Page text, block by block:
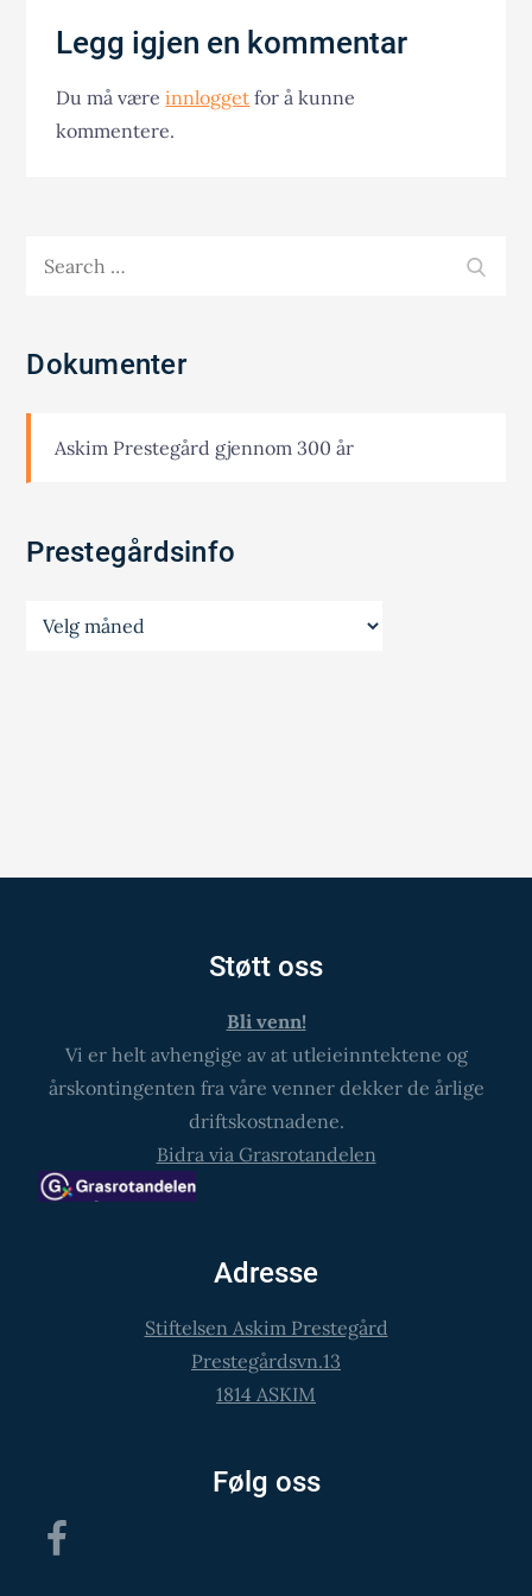
Legg igjen en kommentar
Du må væreinnlogget for å kunne
kommentere.
Dokumenter
Askim Prestegård gjennom 300 år
Prestegårdsinfo
Prestegårdsinfo
Støtt oss
Bli venn!
Vi er helt avhengige av at utleieinntektene og
årskontingenten fra våre venner dekker de årlige
driftskostnadene.
Bidra via Grasrotandelen
Adresse
Stiftelsen Askim Prestegård
Prestegårdsvn.13
1814 ASKIM
Følg oss
Facebook